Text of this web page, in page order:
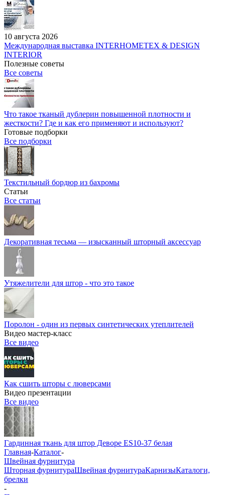
10 августа 2026
Международная выставка INTERHOMETEX & DESIGN
INTERIOR
Полезные советы
Все советы
Что такое тканый дублерин повышенной плотности и
жесткости? Где и как его применяют и используют?
Готовые подборки
Все подборки
Текстильный бордюр из бахромы
Статьи
Все статьи
Декоративная тесьма — изысканный шторный аксессуар
Утяжелители для штор - что это такое
Поролон - один из первых синтетических утеплителей
Видео мастер-класс
Все видео
Как сшить шторы с люверсами
Видео презентации
Все видео
Гардинная ткань для штор Деворе ES10-37 белая
Главная-Каталог-
Швейная фурнитура
Шторная фурнитураШвейная фурнитураКарнизыКаталоги,
брелки
-